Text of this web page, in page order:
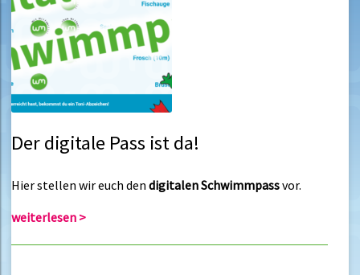
Der digitale Pass ist da!
Hier stellen wir euch den digitalen Schwimmpassvor.
weiterlesen >